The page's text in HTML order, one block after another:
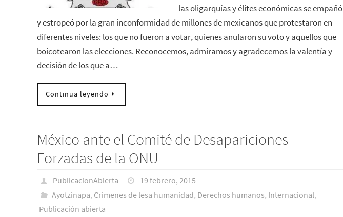
las oligarquías y élites económicas se empañó
y estropeó por la gran inconformidad de millones de mexicanos que protestaron en
diferentes niveles: los que no fueron a votar, quienes anularon su voto y aquellos que
boicotearon las elecciones. Reconocemos, admiramos y agradecemos la valentía y
decisión de los que a…
Continua leyendo
México ante el Comité de Desapariciones
Forzadas de la ONU
PublicacionAbierta
19 febrero, 2015
Ayotzinapa, Crímenes de lesa humanidad, Derechos humanos, Internacional,
Publicación abierta